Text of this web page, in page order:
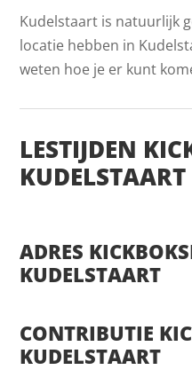
Kudelstaart is natuurlijk
locatie hebben in
weten hoe je er kunt
LESTIJDEN
KUDELSTAART
ADRES
KUDELSTAART
CONTRIBUTIE
KUDELSTAART